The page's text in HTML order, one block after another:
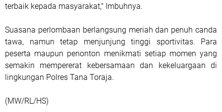
terbaik kepada masyarakat," Imbuhnya.
Suasana perlombaan berlangsung meriah dan penuh canda
tawa, namun tetap menjunjung tinggi sportivitas. Para
peserta maupun penonton menikmati setiap momen yang
semakin mempererat kebersamaan dan kekeluargaan di
lingkungan Polres Tana Toraja.
(MW/RL/HS)